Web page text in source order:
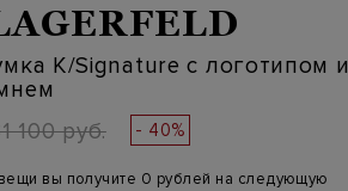
K/Signature с логотипом и
100 руб.
- 40%
вы получите 0 рублей на следующую